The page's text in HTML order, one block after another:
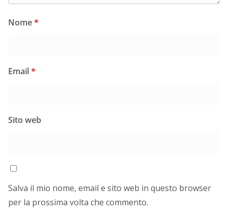
Nome*
Email*
Sito web
Salva il mio nome, email e sito web in questo browser
per la prossima volta che commento.